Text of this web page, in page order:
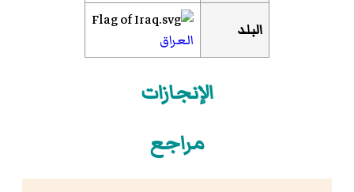
البلد العراق
الإنجازات
مراجع